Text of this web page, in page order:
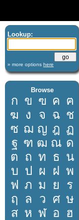
Lookup:
» more options here
Browse
ก ข ฃ ค ฅ
ฆ ง จ ฉ ช
ซ ฌ ญ ฎ ฏ
ฐ ฑ ฒ ณ ด
ต ถ ท ธ น
บ ป ผ ฝ พ
ฟ ภ ม ย
ร
ฤ
ล ว ศ ษ
ส ห ฬ อ ฮ